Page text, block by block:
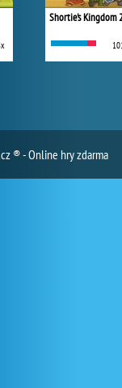
Shortie's Kingdom
® - Online hry zdarma